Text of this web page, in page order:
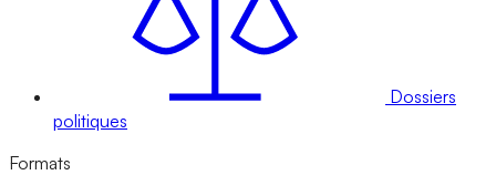
Dossiers
politiques
Formats